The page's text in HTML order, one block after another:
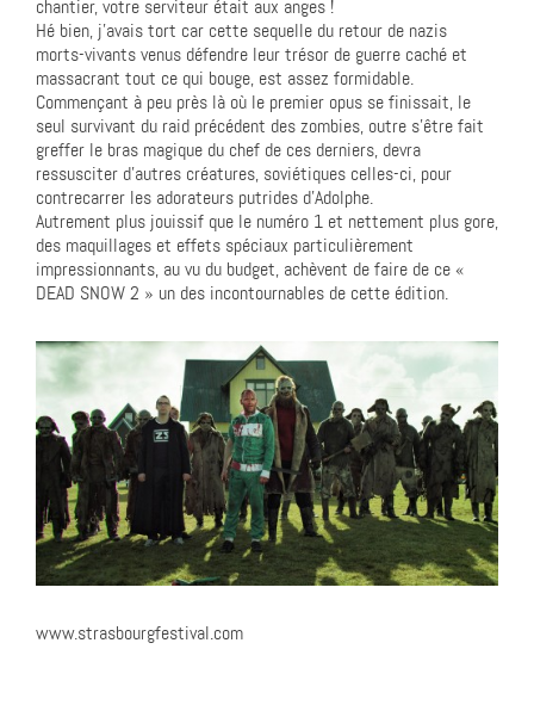
chantier, votre serviteur était aux anges !
Hé bien, j’avais tort car cette sequelle du retour de nazis
morts-vivants venus défendre leur trésor de guerre caché et
massacrant tout ce qui bouge, est assez formidable.
Commençant à peu près là où le premier opus se finissait, le
seul survivant du raid précédent des zombies, outre s’être fait
greffer le bras magique du chef de ces derniers, devra
ressusciter d’autres créatures, soviétiques celles-ci, pour
contrecarrer les adorateurs putrides d’Adolphe.
Autrement plus jouissif que le numéro 1 et nettement plus gore,
des maquillages et effets spéciaux particulièrement
impressionnants, au vu du budget, achèvent de faire de ce «
DEAD SNOW 2 » un des incontournables de cette édition.
www.strasbourgfestival.com